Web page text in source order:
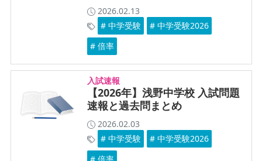
2026.02.13
# 中学受験
# 中学受験2026
# 倍率
入試速報
【2026年】浅野中学校 入試問題
速報と過去問まとめ
2026.02.03
# 中学受験
# 中学受験2026
# 倍率